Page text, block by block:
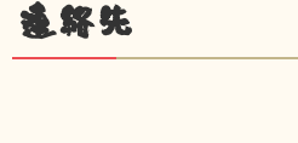
連絡先